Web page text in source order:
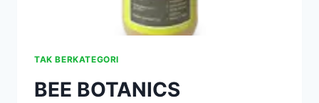
TAK BERKATEGORI
BEE BOTANICS